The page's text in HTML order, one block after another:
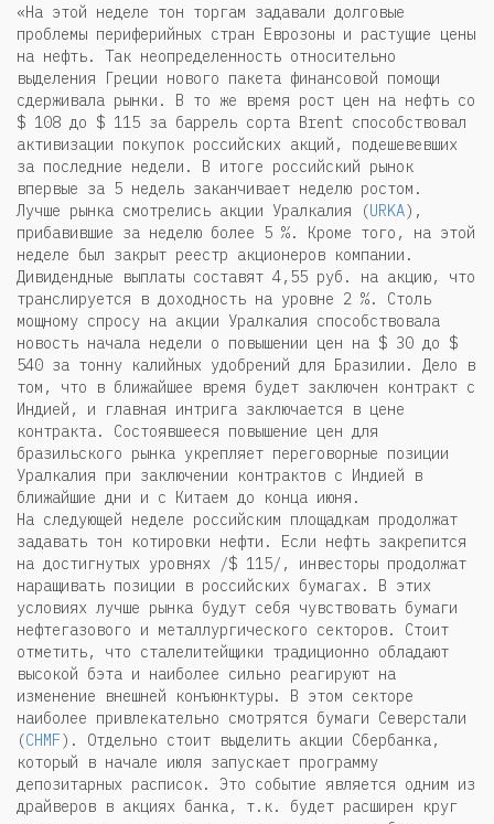
«На этой неделе тон торгам задавали долговые
проблемы периферийных стран Еврозоны и растущие цены
на нефть. Так неопределенность относительно
выделения Греции нового пакета финансовой помощи
сдерживала рынки. В то же время рост цен на нефть со
$ 108 до $ 115 за баррель сорта Brent способствовал
активизации покупок российских акций, подешевевших
за последние недели. В итоге российский рынок
впервые за 5 недель заканчивает неделю ростом.
Лучше рынка смотрелись акции Уралкалия (URKA),
прибавившие за неделю более 5 %. Кроме того, на этой
неделе был закрыт реестр акционеров компании.
Дивидендные выплаты составят 4,55 руб. на акцию, что
транслируется в доходность на уровне 2 %. Столь
мощному спросу на акции Уралкалия способствовала
новость начала недели о повышении цен на $ 30 до $
540 за тонну калийных удобрений для Бразилии. Дело в
том, что в ближайшее время будет заключен контракт с
Индией, и главная интрига заключается в цене
контракта. Состоявшееся повышение цен для
бразильского рынка укрепляет переговорные позиции
Уралкалия при заключении контрактов с Индией в
ближайшие дни и с Китаем до конца июня.
На следующей неделе российским площадкам продолжат
задавать тон котировки нефти. Если нефть закрепится
на достигнутых уровнях /$ 115/, инвесторы продолжат
наращивать позиции в российских бумагах. В этих
условиях лучше рынка будут себя чувствовать бумаги
нефтегазового и металлургического секторов. Стоит
отметить, что сталелитейщики традиционно обладают
высокой бэта и наиболее сильно реагируют на
изменение внешней конъюнктуры. В этом секторе
наиболее привлекательно смотрятся бумаги Северстали
(CHMF). Отдельно стоит выделить акции Сбербанка,
который в начале июля запускает программу
депозитарных расписок. Это событие является одним из
драйверов в акциях банка, т.к. будет расширен круг